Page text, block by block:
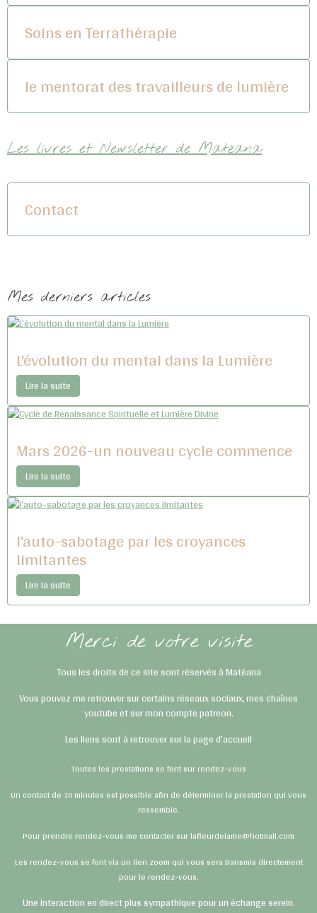
Soins en Terrathérapie
le mentorat des travailleurs de lumière
Les livres et Newsletter de Matéana
Contact
Mes derniers articles
L'évolution du mental dans la Lumière
Lire la suite
Mars 2026-un nouveau cycle commence
Lire la suite
l'auto-sabotage par les croyances
limitantes
Lire la suite
Merci de votre visite
Tous les droits de ce site sont réservés à Matéana
Vous pouvez me retrouver sur certains réseaux sociaux, mes chaînes
youtube et sur mon compte patreon.
Les liens sont à retrouver sur la page d'accueil
Toutes les prestations se font sur rendez-vous
Un contact de 10 minutes est possible afin de déterminer la prestation qui vous
ressemble.
Pour prendre rendez-vous me contacter sur lafleurdelame@hotmail.com
Les rendez-vous se font via un lien zoom qui vous sera transmis directement
pour le rendez-vous.
Une interaction en direct plus sympathique pour un échange serein.